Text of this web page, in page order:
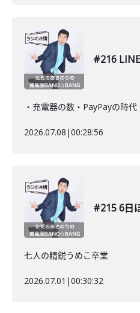
#216
・充電器の数・PayPayの時
2026.07.08 |00:28:56
#215 6日
七人の精鋭うめこ卒業
2026.07.01 |00:30:32